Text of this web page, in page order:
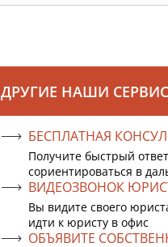
ДРУГИЕ НАШИ
БЕСПЛАТНАЯ
Получите быстрый
сориентироваться в
ВИДЕОЗВОНОК
Вы видите своего
идти к юристу в офис
ОБЪЯВИТЕ